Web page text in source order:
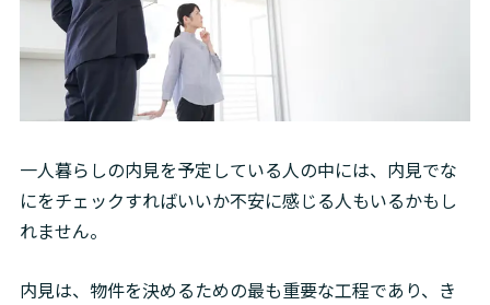
一人暮らしの内見を予定している人の中には、内見でな
にをチェックすればいいか不安に感じる人もいるかもし
れません。
内見は、物件を決めるための最も重要な工程であり、き